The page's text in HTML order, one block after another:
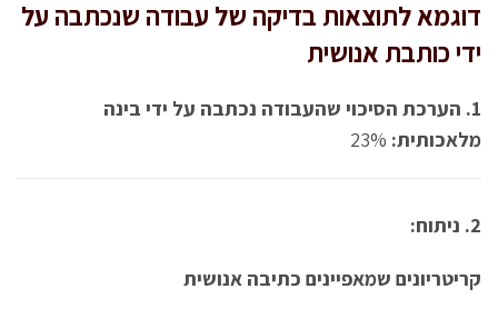
דוגמא לתוצאות בדיקה של עבודה שנכתבה על
ידי כותבת אנושית
1. הערכת הסיכוי שהעבודה נכתבה על ידי בינה
מלאכותית:
2. ניתוח:
קריטריונים שמאפיינים כתיבה אנושית